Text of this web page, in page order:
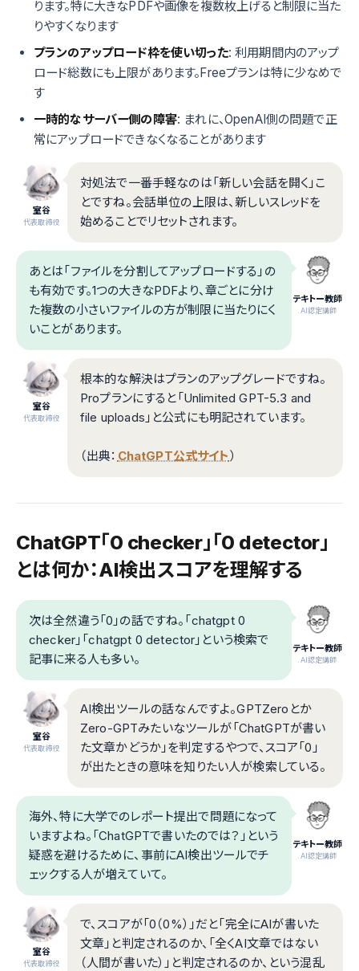
ります。特に大きなPDFや画像を複数枚上げると制限に当た
りやすくなります
プランのアップロード枠を使い切った: 利用期間内のアップ
ロード総数にも上限があります。Freeプランは特に少なめで
す
一時的なサーバー側の障害: まれに、OpenAI側の問題で正
常にアップロードできなくなることがあります
室谷
代表取締役
対処法で一番手軽なのは「新しい会話を開く」こ
とですね。会話単位の上限は、新しいスレッドを
始めることでリセットされます。
テキトー教師
.AI認定講師
あとは「ファイルを分割してアップロードする」の
も有効です。1つの大きなPDFより、章ごとに分け
た複数の小さいファイルの方が制限に当たりにく
いことがあります。
室谷
代表取締役
根本的な解決はプランのアップグレードですね。
Proプランにすると「Unlimited GPT-5.3 and
file uploads」と公式にも明記されています。
（出典： ChatGPT公式サイト）
ChatGPT「0 checker」「0 detector」
とは何か：AI検出スコアを理解する
テキトー教師
.AI認定講師
次は全然違う「0」の話ですね。「chatgpt 0
checker」「chatgpt 0 detector」という検索で
記事に来る人も多い。
室谷
代表取締役
AI検出ツールの話なんですよ。GPTZeroとか
Zero-GPTみたいなツールが「ChatGPTが書い
た文章かどうか」を判定するやつで、スコア「0」
が出たときの意味を知りたい人が検索している。
テキトー教師
.AI認定講師
海外、特に大学でのレポート提出で問題になって
いますよね。「ChatGPTで書いたのでは？」という
疑惑を避けるために、事前にAI検出ツールでチ
ェックする人が増えていて。
室谷
代表取締役
で、スコアが「0（0%）」だと「完全にAIが書いた
文章」と判定されるのか、「全くAI文章ではない
（人間が書いた）」と判定されるのか、という混乱